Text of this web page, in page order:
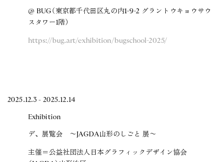
@ BUG（東京都千代田区丸の内1-9-2 グラントウキョウサウ
スタワー1階）
https://bug.art/exhibition/bugschool-2025/
2025.12.3 - 2025.12.14
Exhibition
デ、展覧会 〜JAGDA山形のしごと 展〜
主催＝公益社団法人日本グラフィックデザイン協会